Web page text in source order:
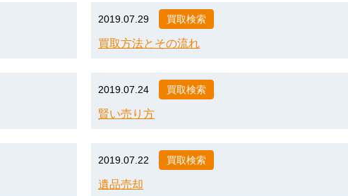
2019.07.29 買取検索
買取方法とその流れ
2019.07.24 買取検索
賢い売り方
2019.07.22 買取検索
遺品売却